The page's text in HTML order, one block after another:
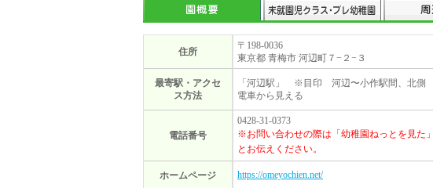
住所
〒198-0036
東京都 青梅市 河辺町７−２−３
最寄駅・アクセ
ス方法
「河辺駅」 ※目印 河辺〜小作駅間、北側
電車から見える
電話番号
0428-31-0373
※お問い合わせの際は「幼稚園ねっとを見た」
とお伝えください。
ホームページ https://omeyochien.net/